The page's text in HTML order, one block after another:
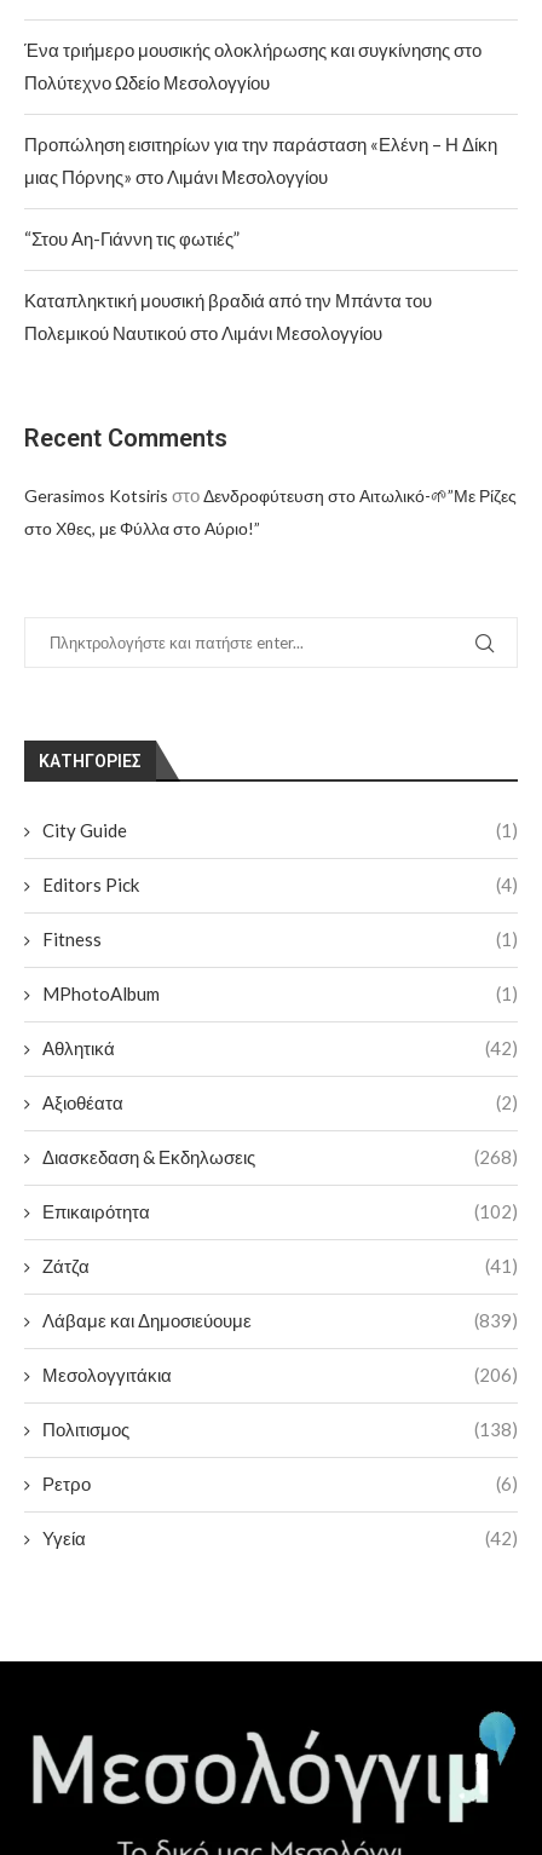
Ένα τριήμερο μουσικής ολοκλήρωσης και συγκίνησης στο
Πολύτεχνο Ωδείο Μεσολογγίου
Προπώληση εισιτηρίων για την παράσταση «Ελένη – Η Δίκη
μιας Πόρνης» στο Λιμάνι Μεσολογγίου
“Στου Αη-Γιάννη τις φωτιές”
Καταπληκτική μουσική βραδιά από την Μπάντα του
Πολεμικού Ναυτικού στο Λιμάνι Μεσολογγίου
Recent Comments
Gerasimos Kotsiris στοΔενδροφύτευση στο Αιτωλικό-🌱”Με Ρίζες
στο Χθες, με Φύλλα στο Αύριο!”
KΑΤΗΓΟΡΊΕΣ
City Guide (1)
Editors Pick (4)
Fitness (1)
MPhotoAlbum (1)
Αθλητικά (42)
Αξιοθέατα (2)
Διασκεδαση & Εκδηλωσεις (268)
Επικαιρότητα (102)
Ζάτζα (41)
Λάβαμε και Δημοσιεύουμε (839)
Μεσολογγιτάκια (206)
Πολιτισμος (138)
Ρετρο (6)
Υγεία (42)